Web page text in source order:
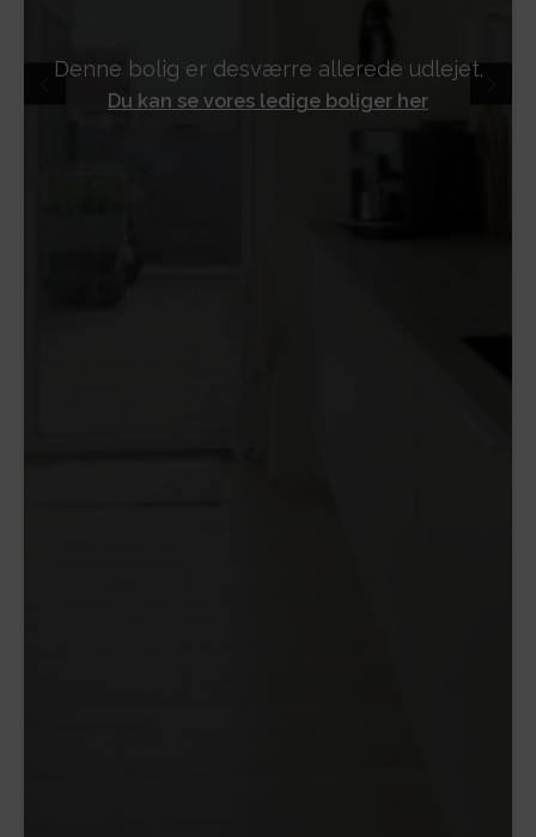
Denne bolig er desværre allerede udlejet.
Du kan se vores ledige boliger her